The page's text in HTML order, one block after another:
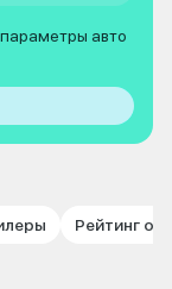
авто
Рейтинг